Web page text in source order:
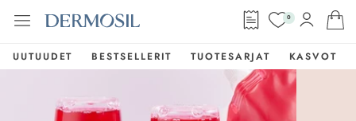
0
UUTUUDET BESTSELLERIT TUOTESARJAT KASVOT